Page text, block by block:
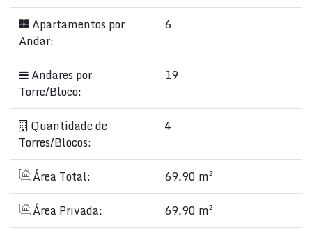
Apartamentos por
Andar:
6
Andares por
Torre/Bloco:
19
Quantidade de
Torres/Blocos:
4
Área Total:
69.90 m²
Área Privada:
69.90 m²